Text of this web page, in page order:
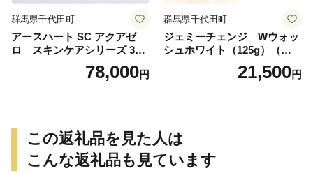
群馬県千代田町
アースハート SC アクアゼ
ロ スキンケアシリーズ 3点
78,000円
群馬県千代田町
ジェミーチェンジ Wウォッ
シュホワイト（125g）（泡立
てネット付）×2本 群馬県 千
21,500円
この返礼品を見た人は
こんな返礼品も見ています